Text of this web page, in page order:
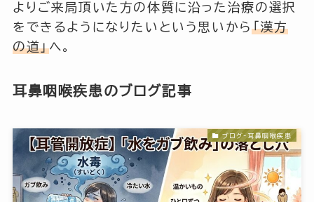
よりご来局頂いた方の体質に沿った治療の選択
をできるようになりたいという思いから 「漢方
の道」へ。
耳鼻咽喉疾患のブログ記事
ブログ-耳鼻咽喉疾患